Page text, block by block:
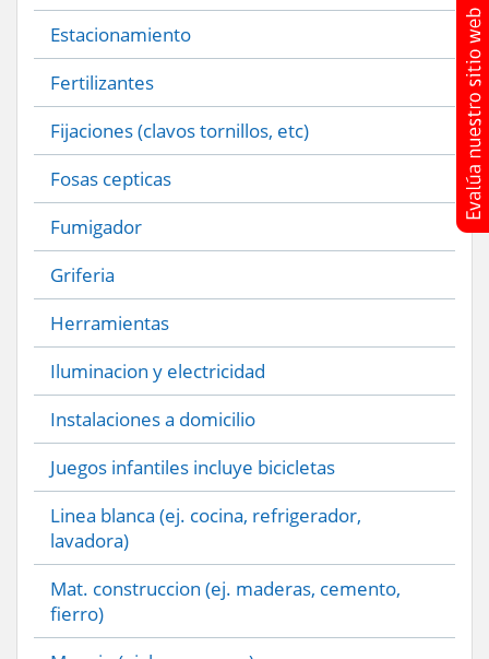
Estacionamiento
Fertilizantes
Fijaciones (clavos tornillos, etc)
Fosas cepticas
Fumigador
Griferia
Herramientas
Iluminacion y electricidad
Instalaciones a domicilio
Juegos infantiles incluye bicicletas
Linea blanca (ej. cocina, refrigerador,
lavadora)
Mat. construccion (ej. maderas, cemento,
fierro)